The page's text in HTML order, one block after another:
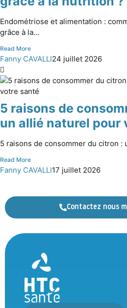
Endométriose et alimentation :
grâce à la...
Read More
Fanny CAVALLI24 juillet 2026
5 raisons de
un allié naturel pour
5 raisons de consommer du citron :
Read More
Fanny CAVALLI17 juillet 2026
Contactez nous